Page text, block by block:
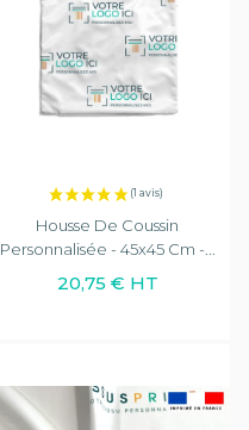
Housse De Coussin
Personnalisée - 45x45 Cm -...
20,75 € HT